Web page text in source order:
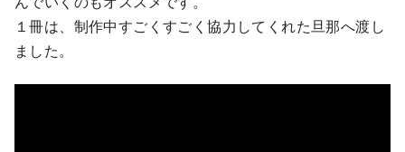
１冊は、制作中すごくすごく協力してくれた旦那へ渡し
ました。